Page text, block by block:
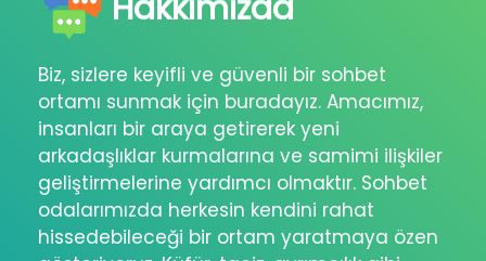
Biz, sizlere keyifli ve güvenli bir sohbet
ortamı sunmak için buradayız. Amacımız,
insanları bir araya getirerek yeni
arkadaşlıklar kurmalarına ve samimi ilişkiler
geliştirmelerine yardımcı olmaktır. Sohbet
odalarımızda herkesin kendini rahat
hissedebileceği bir ortam yaratmaya özen